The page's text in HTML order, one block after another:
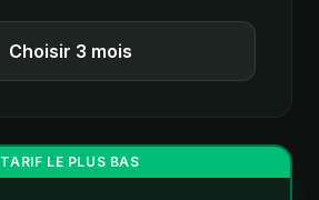
Choisir 3 mois
TARIF LE PLUS BAS